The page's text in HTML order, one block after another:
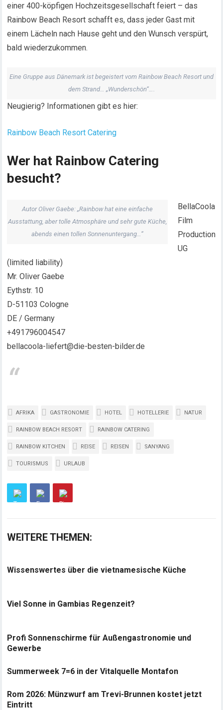
einer 400-köpfigen Hochzeitsgesellschaft feiert – das
Rainbow Beach Resort schafft es, dass jeder Gast mit
einem Lächeln nach Hause geht und den Wunsch verspürt,
bald wiederzukommen.
Eine Gruppe aus Dänemark ist begeistert vom Rainbow Beach Resort und
dem Strand… „Wunderschön“….
Neugierig? Informationen gibt es hier:
Rainbow Beach Resort Catering
Wer hat Rainbow Catering
besucht?
Autor Oliver Gaebe: „Rainbow hat eine einfache
Ausstattung, aber tolle Atmosphäre und sehr gute Küche,
abends einen tollen Sonnenuntergang…“
BellaCoola
Film
Production
UG
(limited liability)
Mr. Oliver Gaebe
Eythstr. 10
D-51103 Cologne
DE / Germany
+491796004547
bellacoola-liefert@die-besten-bilder.de
AFRIKA GASTRONOMIE HOTEL HOTELLERIE NATUR
RAINBOW BEACH RESORT RAINBOW CATERING
RAINBOW KITCHEN REISE REISEN SANYANG
TOURISMUS URLAUB
WEITERE THEMEN:
Wissenswertes über die vietnamesische Küche
Viel Sonne in Gambias Regenzeit?
Profi Sonnenschirme für Außengastronomie und
Gewerbe
Summerweek 7=6 in der Vitalquelle Montafon
Rom 2026: Münzwurf am Trevi-Brunnen kostet jetzt
Eintritt